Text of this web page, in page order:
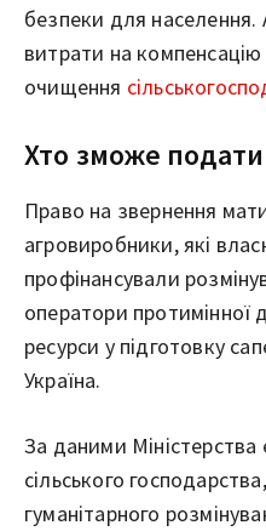
безпеки для населення.
витрати на компенсацію
очищення
Хто зможе
Право на звернення
агровиробники, які
профінансували
оператори протимінної
ресурси у підготовку
Україна.
За даними Міністерства
сільського
гуманітарного